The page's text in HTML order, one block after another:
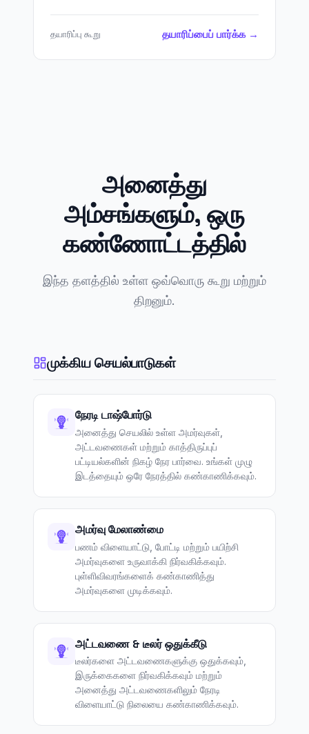
தயாரிப்பு கூறு தயாரிப்பைப் பார்க்க →
அனைத்து
அம்சங்களும், ஒரு
கண்ணோட்டத்தில்
இந்த தளத்தில் உள்ள ஒவ்வொரு கூறு மற்றும்
திறனும்.
முக்கிய செயல்பாடுகள்
நேரடி டாஷ்போர்டு
அனைத்து செயலில் உள்ள அமர்வுகள்,
அட்டவணைகள் மற்றும் காத்திருப்புப்
பட்டியல்களின் நிகழ் நேர பார்வை. உங்கள் முழு
இடத்தையும் ஒரே நேரத்தில் கண்காணிக்கவும்.
அமர்வு மேலாண்மை
பணம் விளையாட்டு, போட்டி மற்றும் பயிற்சி
அமர்வுகளை உருவாக்கி நிர்வகிக்கவும்.
புள்ளிவிவரங்களைக் கண்காணித்து
அமர்வுகளை முடிக்கவும்.
அட்டவணை & டீலர் ஒதுக்கீடு
டீலர்களை அட்டவணைகளுக்கு ஒதுக்கவும்,
இருக்கைகளை நிர்வகிக்கவும் மற்றும்
அனைத்து அட்டவணைகளிலும் நேரடி
விளையாட்டு நிலையை கண்காணிக்கவும்.